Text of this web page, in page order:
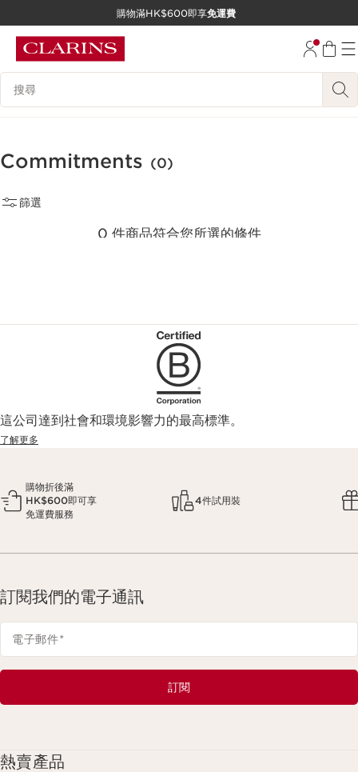
跳至內容
購物滿HK$600即享免運費
搜尋內容說明
Commitments (0)
篩選
0 件商品符合您所選的條件
這公司達到社會和環境影響力的最高標準。
了解更多
購物折後滿
HK$600即可享
免運費服務
4件試用裝
訂閱我們的電子通訊
電子郵件*
訂閱
熱賣產品